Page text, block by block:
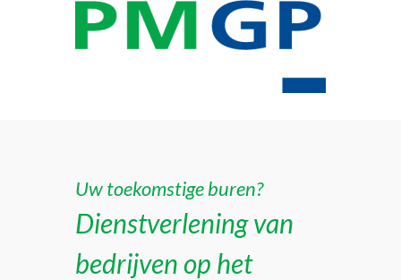
Uw toekomstige buren?
Dienstverlening van
bedrijven op het